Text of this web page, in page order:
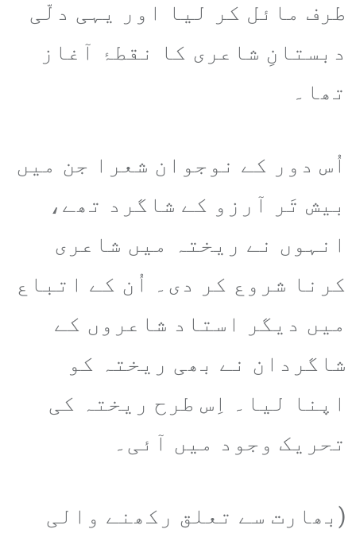
طرف مائل کر لیا اور یہی دلّی
دبستانِ شاعری کا نقطۂ آغاز
تھا۔
اُس دور کے نوجوان شعرا جن میں
بیش تَر آرزو کے شاگرد تھے،
انہوں نے ریختہ میں شاعری
کرنا شروع کر دی۔ اُن کے اتباع
میں دیگر استاد شاعروں کے
شاگردان نے بھی ریختہ کو
اپنا لیا۔ اِس طرح ریختہ کی
تحریک وجود میں آئی۔
(بھارت سے تعلق رکھنے والی